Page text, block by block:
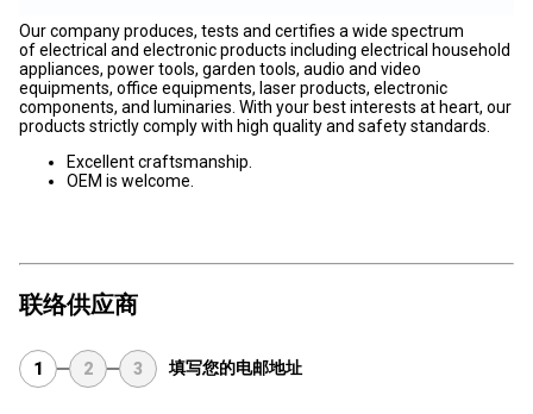
Our company produces, tests and certifies a wide spectrum
of electrical and electronic products including electrical household
appliances, power tools, garden tools, audio and video
equipments, office equipments, laser products, electronic
components, and luminaries. With your best interests at heart, our
products strictly comply with high quality and safety standards.
Excellent craftsmanship.
OEM is welcome.
联络供应商
1 2 3 填写您的电邮地址